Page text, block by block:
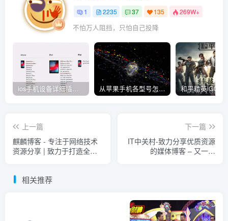
1 2235 37 135 269W+
不怕万人阻挡，只怕自己投降
从苹果手机各型号怎么越狱到怎么开科技完整教程
上一篇
麒麟博客 - 专注于网络技术
资源分享 | 致力于打造全网
下一篇
IT中关村-致力分享优质资源
的媒体博客 – 又一个
相关推荐